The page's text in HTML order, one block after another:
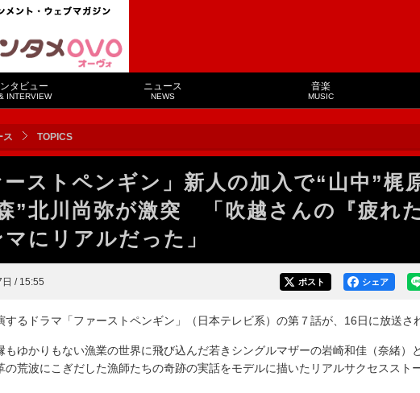
タビュー
INTERVIEW
ニュース
NEWS
音楽
MUSIC
ス TOPICS
ーストペンギン」新人の加入で“山中”梶
”北川尚弥が激突 「吹越さんの『疲れた
にリアルだった」
/ 15:55 シェア
ポスト
るドラマ「ファーストペンギン」（日本テレビ系）の第７話が、16日に放送さ
ゆかりもない漁業の世界に飛び込んだ若きシングルマザーの岩崎和佳（奈緒）
の荒波にこぎだした漁師たちの奇跡の実話をモデルに描いたリアルサクセススト